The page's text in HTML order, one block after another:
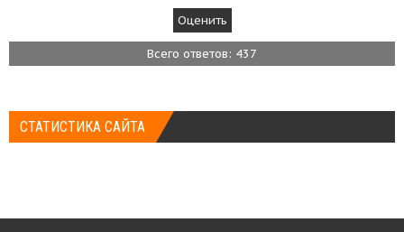
Всего ответов: 437
СТАТИСТИКА САЙТА